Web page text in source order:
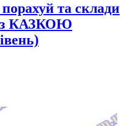
та склади
з КАЗКОЮ